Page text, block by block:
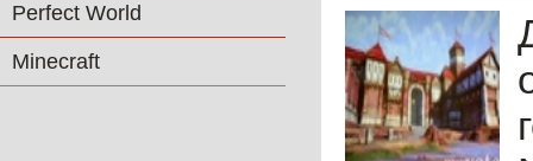
Perfect World
Minecraft